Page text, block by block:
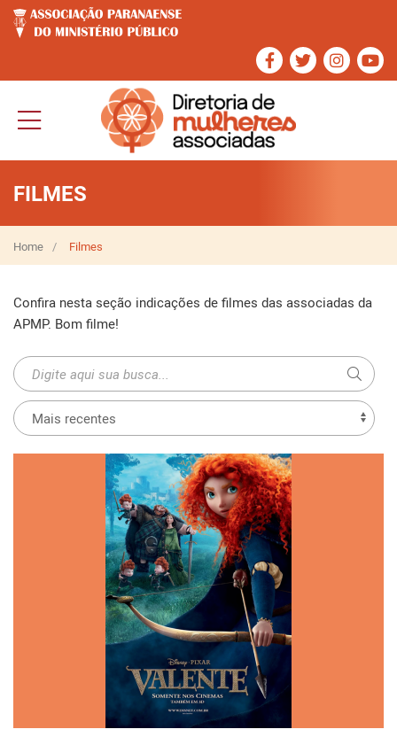
FILMES
Home Filmes
Confira nesta seção indicações de filmes das associadas da
APMP. Bom filme!